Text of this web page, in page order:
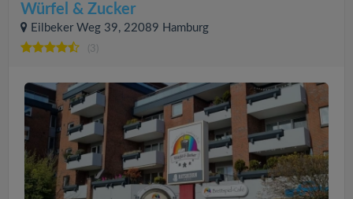
Würfel & Zucker
Eilbeker Weg 39, 22089 Hamburg
(3)